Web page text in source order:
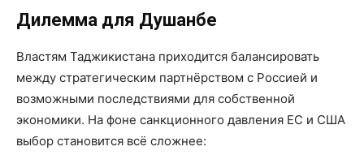
Дилемма для Душанбе
Властям Таджикистана приходится балансировать
между стратегическим партнёрством с Россией и
возможными последствиями для собственной
экономики. На фоне санкционного давления ЕС и США
выбор становится всё сложнее: